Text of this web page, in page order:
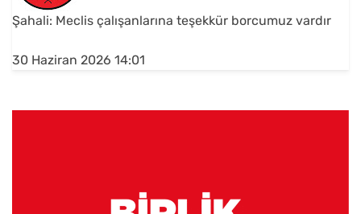
Şahali: Meclis çalışanlarına teşekkür borcumuz vardır
30 Haziran 2026 14:01